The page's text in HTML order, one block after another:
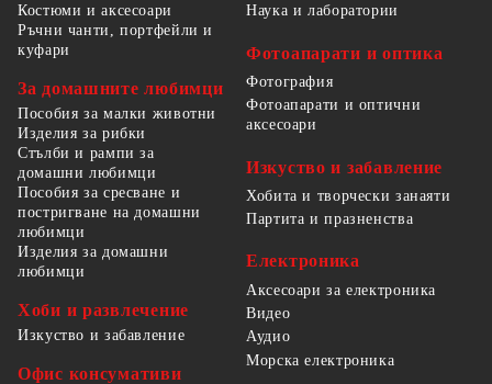
Костюми и аксесоари
Ръчни чанти, портфейли и
куфари
За домашните любимци
Пособия за малки животни
Изделия за рибки
Стълби и рампи за
домашни любимци
Пособия за сресване и
постригване на домашни
любимци
Изделия за домашни
любимци
Хоби и развлечение
Изкуство и забавление
Офис консумативи
Наука и лаборатории
Фотоапарати и оптика
Фотография
Фотоапарати и оптични
аксесоари
Изкуство и забавление
Хобита и творчески занаяти
Партита и празненства
Електроника
Аксесоари за електроника
Видео
Аудио
Морска електроника